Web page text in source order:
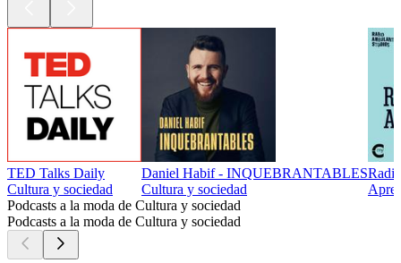
TED Talks Daily
Cultura y sociedad
Daniel Habif - INQUEBRANTABLES
Cultura y sociedad
Podcasts a la moda de Cultura y sociedad
Podcasts a la moda de Cultura y sociedad